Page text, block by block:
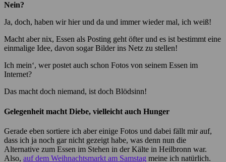
Nein?
Ja, doch, haben wir hier und da und immer wieder mal, ich weiß!
Macht aber nix, Essen als Posting geht öfter und es ist bestimmt eine
einmalige Idee, davon sogar Bilder ins Netz zu stellen!
Ich mein‘, wer postet auch schon Fotos von seinem Essen im
Internet?
Das macht doch niemand, ist doch Blödsinn!
Gelegenheit macht Diebe, vielleicht auch Hunger
Gerade eben sortiere ich aber einige Fotos und dabei fällt mir auf,
dass ich ja noch gar nicht gezeigt habe, was denn nun die
Alternative zum Essen im Stehen in der Kälte in Heilbronn war.
Also, auf dem Weihnachtsmarkt am Samstag meine ich natürlich.